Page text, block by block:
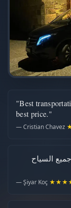
"Best
best price."
— Cristian Chavez
السياح
— Şiyar Koç